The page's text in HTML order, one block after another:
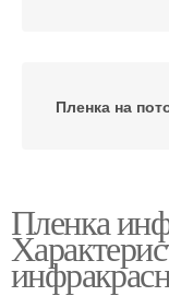
Пленка на
Пленка